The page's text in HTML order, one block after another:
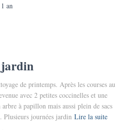
1 an
jardin
de printemps. Après les courses au
avec 2 petites coccinelles et une
à papillon mais aussi plein de sacs
Plusieurs journées jardin Lire la suite